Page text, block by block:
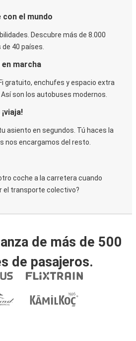
el mundo
Descubre más de 8.000
40 países.
marcha
gratuito, enchufes y espacio extra
son los autobuses modernos.
asiento en segundos. Tú haces la
nos encargamos del resto.
coche a la carretera cuando
el transporte colectivo?
de más de 500
de pasajeros.